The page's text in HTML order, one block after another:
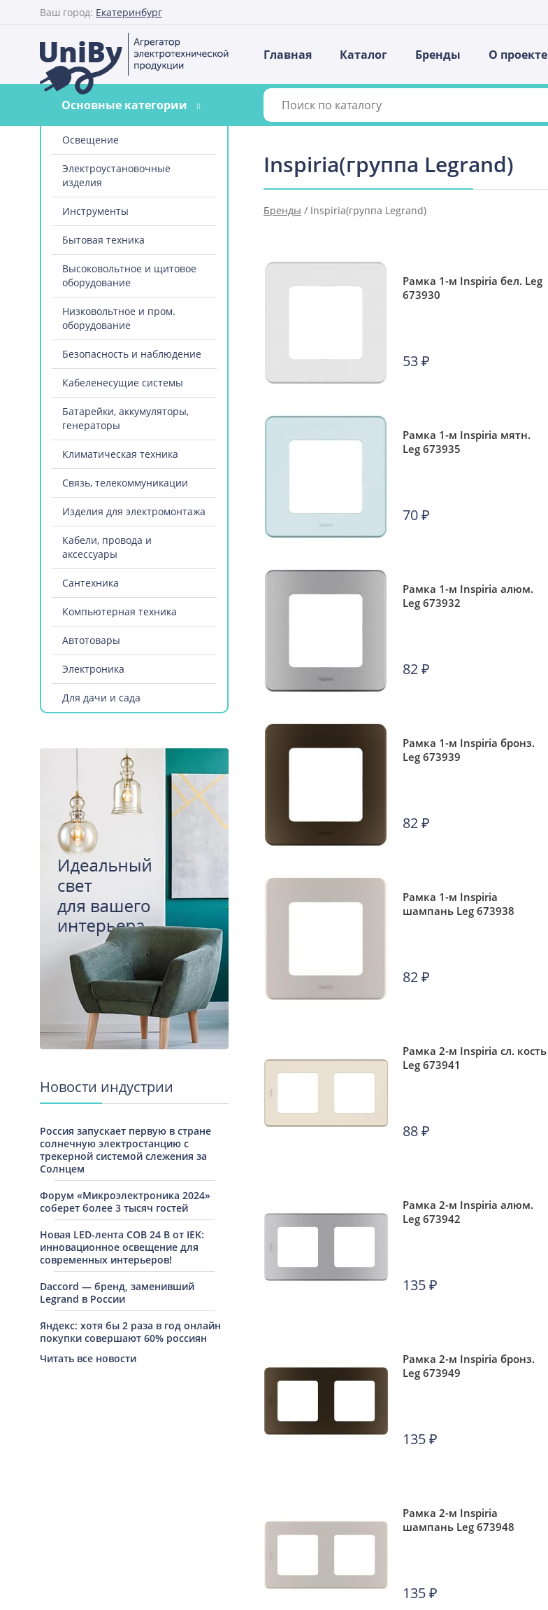
Ваш город: Екатеринбург
Главная Каталог Бренды О проекте
Основные категории
Освещение
Электроустановочные
изделия
Инструменты
Бытовая техника
Высоковольтное и щитовое
оборудование
Низковольтное и пром.
оборудование
Безопасность и наблюдение
Кабеленесущие системы
Батарейки, аккумуляторы,
генераторы
Климатическая техника
Связь, телекоммуникации
Изделия для электромонтажа
Кабели, провода и
аксессуары
Сантехника
Компьютерная техника
Автотовары
Электроника
Для дачи и сада
Новости индустрии
Россия запускает первую в стране
солнечную электростанцию с
трекерной системой слежения за
Солнцем
Форум «Микроэлектроника 2024»
соберет более 3 тысяч гостей
Новая LED-лента COB 24 В от IEK:
инновационное освещение для
современных интерьеров!
Daccord — бренд, заменивший
Legrand в России
Яндекс: хотя бы 2 раза в год онлайн
покупки совершают 60% россиян
Читать все новости
Inspiria(группа Legrand)
Бренды / Inspiria(группа Legrand)
Рамка 1-м Inspiria бел. Leg
673930
53₽
Рамка 1-м Inspiria мятн.
Leg 673935
70₽
Рамка 1-м Inspiria алюм.
Leg 673932
82₽
Рамка 1-м Inspiria бронз.
Leg 673939
82₽
Рамка 1-м Inspiria
шампань Leg 673938
82₽
Рамка 2-м Inspiria сл. кость
Leg 673941
88₽
Рамка 2-м Inspiria алюм.
Leg 673942
135₽
Рамка 2-м Inspiria бронз.
Leg 673949
135₽
Рамка 2-м Inspiria
шампань Leg 673948
135₽